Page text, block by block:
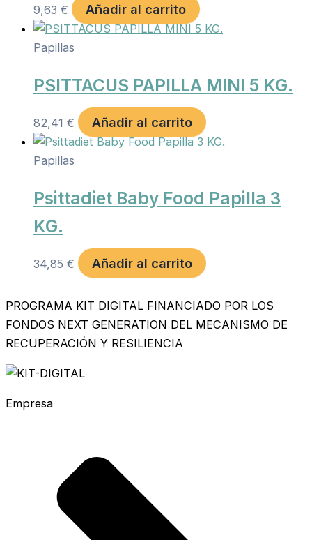
9,63 € Añadir al carrito
Papillas
PSITTACUS PAPILLA MINI 5 KG.
82,41 € Añadir al carrito
Papillas
Psittadiet Baby Food Papilla 3
KG.
34,85 € Añadir al carrito
PROGRAMA KIT DIGITAL FINANCIADO POR LOS
FONDOS NEXT GENERATION DEL MECANISMO DE
RECUPERACIÓN Y RESILIENCIA
Empresa